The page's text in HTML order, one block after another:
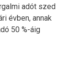
adót szed
évben, annak
50 %-áig